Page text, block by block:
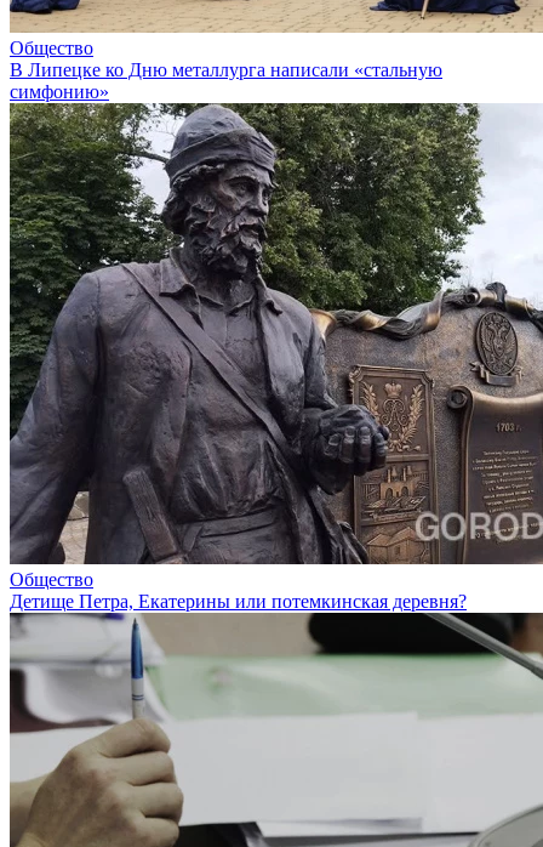
Общество
В Липецке ко Дню металлурга написали «стальную
симфонию»
Общество
Детище Петра, Екатерины или потемкинская деревня?